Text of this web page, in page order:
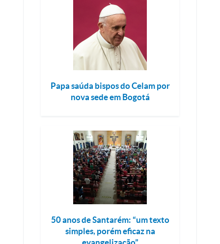
Papa saúda bispos do Celam por
nova sede em Bogotá
50 anos de Santarém: “um texto
simples, porém eficaz na